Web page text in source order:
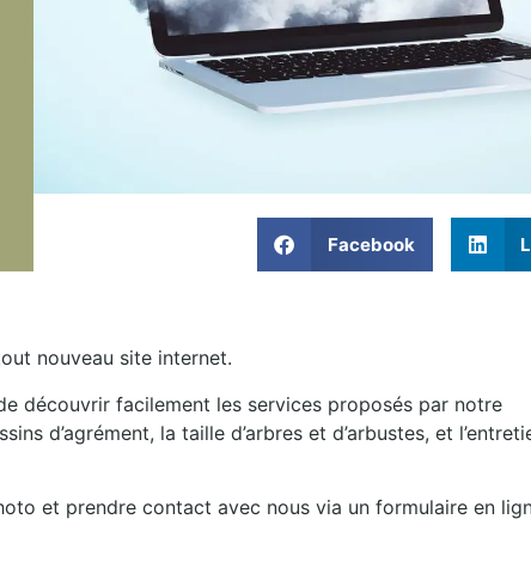
Facebook
nouveau site internet.
découvrir facilement les services proposés par notre
d’agrément, la taille d’arbres et d’arbustes, et
et prendre contact avec nous via un formulaire en